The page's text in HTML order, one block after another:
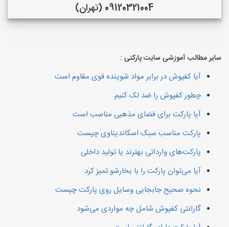
09120321004 (تهران)
سایر مطالب آموزشی سایت پارکتی :
آیا کفپوش در برابر مواد شوینده قوی مقاوم است
چطور کفپوش را ضد لک کنیم
آیا پارکت برای فضای مذهبی مناسب است
پارکت مناسب سبک اسکاندیناوی چیست
پارکت‌های وارداتی بهترند یا تولید داخلی
آیا می‌توان پارکت را با بخارشو تمیز کرد
نحوه صحیح جابجایی وسایل روی پارکت چیست
گارانتی کفپوش شامل چه مواردی می‌شود